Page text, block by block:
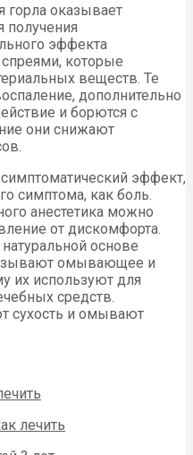
оказывает
получения
эффекта
которые
веществ. Те
дополнительно
и борются с
они снижают
эффект,
симптома, как боль.
анестетика можно
от дискомфорта.
основе
омывающее и
их используют для
средств.
сухость и омывают